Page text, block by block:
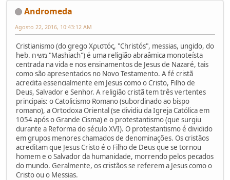
Andromeda
Agosto 22, 2016, 10:43:12 AM
Cristianismo (do grego Xριστός, "Christós", messias, ungido, do
heb. משיח "Mashiach") é uma religião abraâmica monoteísta
centrada na vida e nos ensinamentos de Jesus de Nazaré, tais
como são apresentados no Novo Testamento. A fé cristã
acredita essencialmente em Jesus como o Cristo, Filho de
Deus, Salvador e Senhor. A religião cristã tem três vertentes
principais: o Catolicismo Romano (subordinado ao bispo
romano), a Ortodoxa Oriental (se dividiu da Igreja Católica em
1054 após o Grande Cisma) e o protestantismo (que surgiu
durante a Reforma do século XVI). O protestantismo é dividido
em grupos menores chamados de denominações. Os cristãos
acreditam que Jesus Cristo é o Filho de Deus que se tornou
homem e o Salvador da humanidade, morrendo pelos pecados
do mundo. Geralmente, os cristãos se referem a Jesus como o
Cristo ou o Messias.